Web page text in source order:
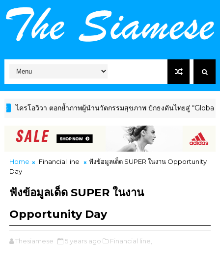
อวิวา ตอกย้ำภาพผู้นำนวัตกรรมสุขภาพ ปักธงดันไทยสู่ “Global
Home Financial line
ฟังข้อมูลเด็ด SUPER ในงาน Opportunity
Day
ฟังข้อมูลเด็ด SUPER ในงาน
Opportunity Day
Thesiamese 5 years ago Financial line,